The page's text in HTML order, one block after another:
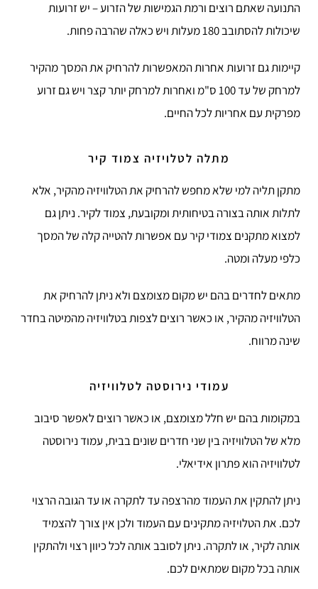
התנועה שאתם רוצים ורמת הגמישות של הזרוע – יש זרועות
שיכולות להסתובב 180 מעלות ויש כאלה שהרבה פחות.
קיימות גם זרועות אחרות המאפשרות להרחיק את המסך מהקיר
למרחק של עד 100 ס"מ ואחרות למרחק יותר קצר ויש גם זרוע
מפרקית עם אחריות לכל החיים.
מתלה לטלויזיה צמוד קיר
מתקן תליה למי שלא מחפש להרחיק את הטלוויזיה מהקיר, אלא
לתלות אותה בצורה בטיחותית ומקובעת, צמוד לקיר. ניתן גם
למצוא מתקנים צמודי קיר עם אפשרות להטייה קלה של המסך
כלפי מעלה ומטה.
מתאים לחדרים בהם יש מקום מצומצם ולא ניתן להרחיק את
הטלוויזיה מהקיר, או כאשר רוצים לצפות בטלוויזיה מהמיטה בחדר
שינה מרווח.
עמודי נירוסטה לטלוויזיה
במקומות בהם יש חלל מצומצם, או כאשר רוצים לאפשר סיבוב
מלא של הטלוויזיה בין שני חדרים שונים בבית, עמוד נירוסטה
לטלוויזיה הוא פתרון אידיאלי.
ניתן להתקין את העמוד מהרצפה עד לתקרה או עד הגובה הרצוי
לכם. את הטלויזיה מתקינים עם העמוד ולכן אין צורך להצמיד
אותה לקיר, או לתקרה. ניתן לסובב אותה לכל כיוון רצוי ולהתקין
אותה בכל מקום שמתאים לכם.